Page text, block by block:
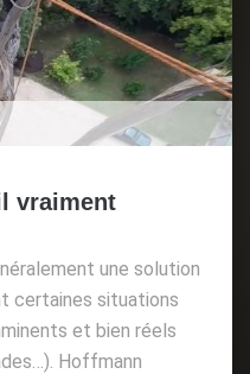
vraiment
une solution
certaines situations
et bien réels
Hoffmann